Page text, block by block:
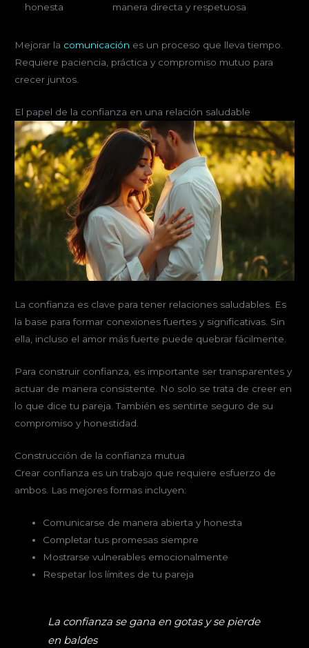
honesta
manera directa y respetuosa
Mejorar la comunicación es un proceso que lleva tiempo.
Requiere paciencia, práctica y compromiso mutuo para
crecer juntos.
El papel de la confianza en una relación saludable
La confianza es clave para tener relaciones saludables. Es
la base para formar conexiones fuertes y significativas. Sin
ella, incluso el amor más fuerte puede quebrar fácilmente.
Para construir confianza, es importante ser transparentes y
actuar de manera consistente. No solo se trata de creer en
lo que dice tu pareja. También es sentirte seguro de su
compromiso y honestidad.
Construcción de la confianza mutua
Crear confianza es un trabajo que requiere esfuerzo de
ambos. Las mejores formas incluyen:
Comunicarse de manera abierta y honesta
Completar tus promesas siempre
Mostrarse vulnerables emocionalmente
Respetar los límites de tu pareja
La confianza se gana en gotas y se pierde
en baldes